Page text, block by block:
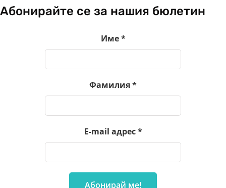
Абонирайте се за нашия бюлетин
Име*
Фамилия*
E-mail адрес*